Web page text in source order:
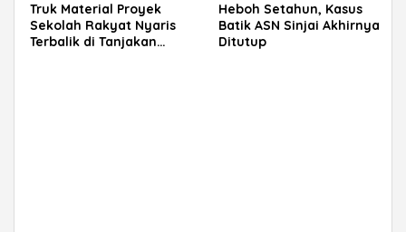
Truk Material Proyek
Sekolah Rakyat Nyaris
Terbalik di Tanjakan
Heboh Setahun, Kasus
Batik ASN Sinjai Akhirnya
Ditutup